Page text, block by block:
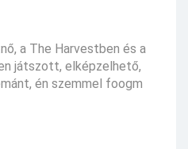
a The Harvestben és a
játszott, elképzelhető,
én szemmel foogm